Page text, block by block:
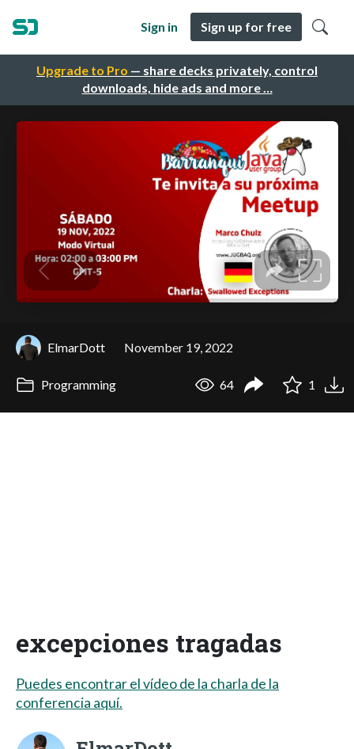
Upgrade to Pro — share decks privately, control
downloads, hide ads and more …
Sign in Sign up for free
ElmarDott November 19, 2022
Programming 64 1
excepciones tragadas
Puedes encontrar el vídeo de la charla de la
conferencia aquí.